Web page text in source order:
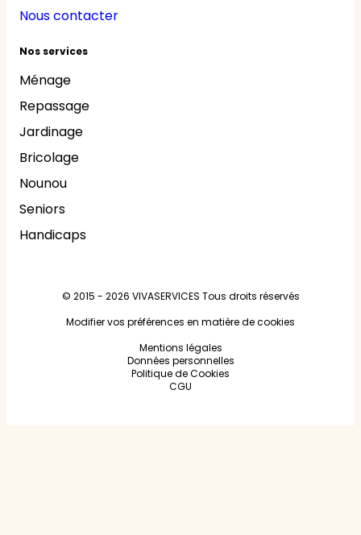
Nous contacter
Nos services
Ménage
Repassage
Jardinage
Bricolage
Nounou
Seniors
Handicaps
© 2015 - 2026 VIVASERVICES Tous droits réservés
Modifier vos préférences en matière de cookies
Mentions légales
Données personnelles
Politique de Cookies
CGU